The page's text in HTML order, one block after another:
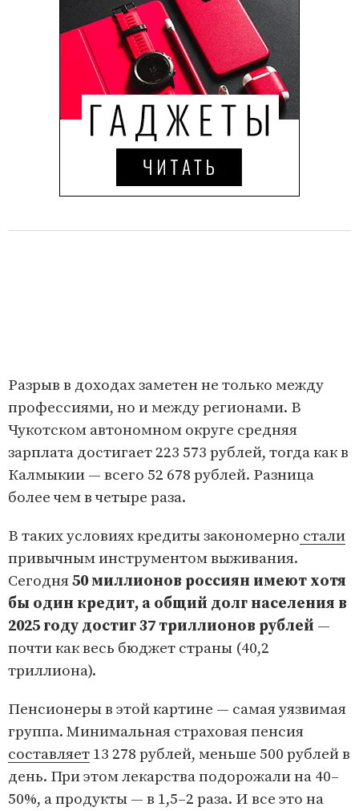
Разрыв в доходах заметен не только между
профессиями, но и между регионами. В
Чукотском автономном округе средняя
зарплата достигает 223 573 рублей, тогда как в
Калмыкии — всего 52 678 рублей. Разница
более чем в четыре раза.
В таких условиях кредиты закономерно стали
привычным инструментом выживания.
Сегодня50 миллионов россиян имеют хотя
бы один кредит, а общий долг населения в
2025 году достиг 37 триллионов рублей —
почти как весь бюджет страны (40,2
триллиона).
Пенсионеры в этой картине — самая уязвимая
группа. Минимальная страховая пенсия
составляет 13 278 рублей, меньше 500 рублей в
день. При этом лекарства подорожали на 40–
50%, а продукты — в 1,5–2 раза. И все это на